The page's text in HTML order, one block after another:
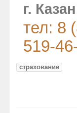
г.
тел: 8
519-
страхование